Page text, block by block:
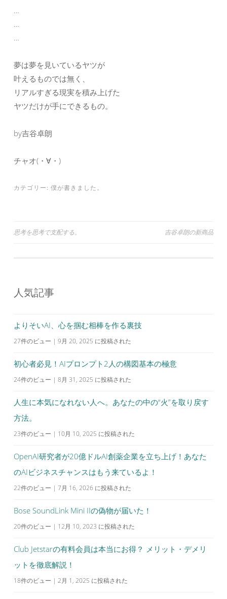
…
…
…
夢は夢を見いているヤツが
叶えるものでは無く、
リアルすぎる現実を積み上げた
ヤツだけが手にできるもの。
by吉谷卓朗
チャオ(・∀・)
カテゴリー: 僕が書きました。
投
ゲ
シ
ョ
思考を思考で支配する。 吉谷卓朗の新商品
人気記事
よりそいAI、心を掴む相棒を作る裏技
27件のビュー | 9月 20, 2025 に投稿された
初心者必見！AIプロンプト2人の構図基本の極意
24件のビュー | 8月 31, 2025 に投稿された
人生に本気になれない人へ。あなたの中の“火”を取り戻す
方法。
23件のビュー | 10月 10, 2025 に投稿された
OpenAI研究者が20億ドルAI創薬企業を立ち上げ！あなた
のAIビジネスチャンスはもう来ているよ！
22件のビュー | 7月 16, 2026 に投稿された
Bose SoundLink Mini IIの偽物が届いた！
20件のビュー | 12月 10, 2023 に投稿された
Club Jetstarの有料会員は本当にお得？ メリット・デメリ
ットを徹底解説！
18件のビュー | 2月 1, 2025 に投稿された